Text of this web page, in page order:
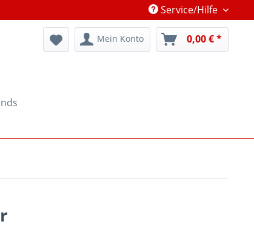
Service/Hilfe
Mein Konto 0,00 € *